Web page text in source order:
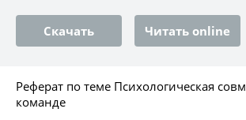
Скачать Читать online
Реферат по теме Психологическая
команде